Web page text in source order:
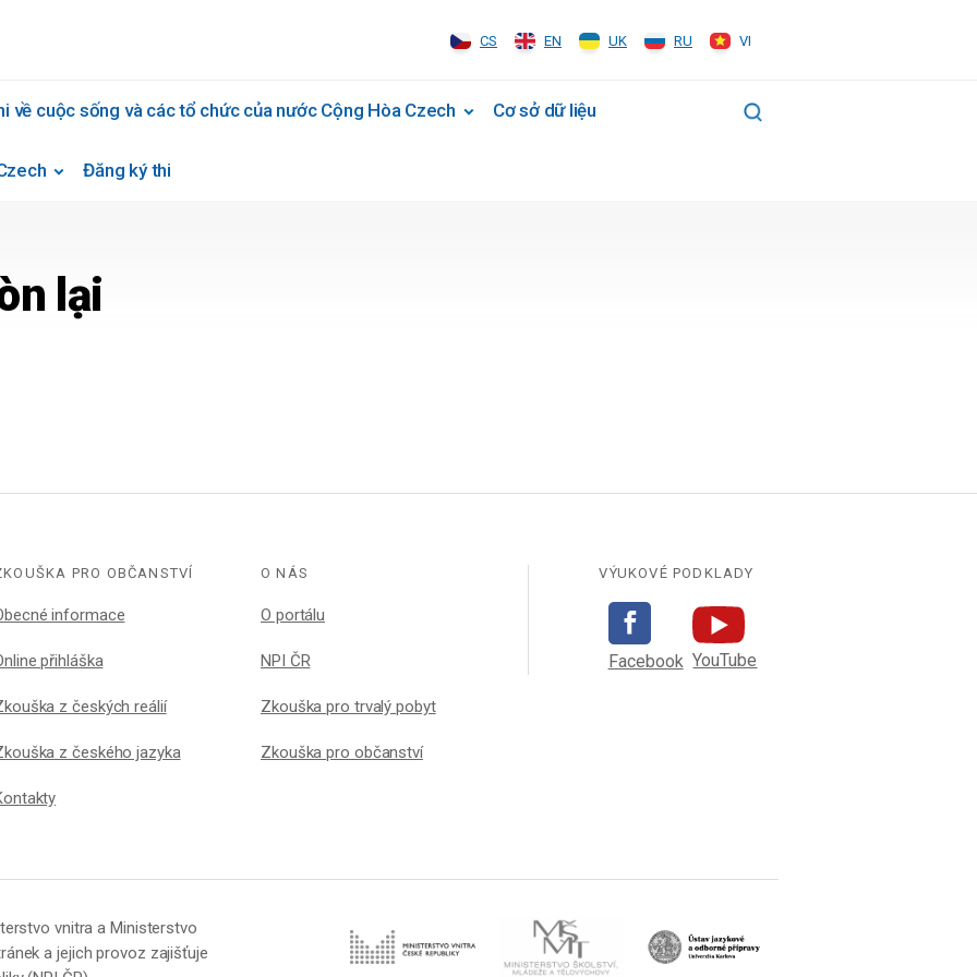
CS EN UK RU VI
về cuộc sống và các tổ chức của nước Cộng Hòa Czech Cơ sở dữ liệu
Đăng ký thi
lại
PRO OBČANSTVÍ
informace
přihláška
z českých reálií
z českého jazyka
O NÁS
O portálu
NPI ČR
Zkouška pro trvalý pobyt
Zkouška pro občanství
VÝUKOVÉ PODKLADY
Facebook YouTube
vnitra a Ministerstvo
a jejich provoz zajišťuje